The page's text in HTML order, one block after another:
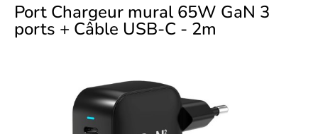
Port Chargeur mural 65W GaN 3
ports + Câble USB-C - 2m